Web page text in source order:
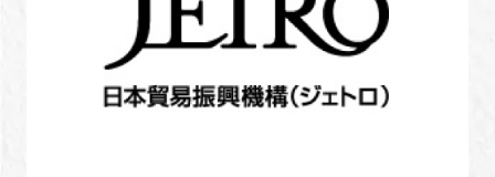
ニュース・掲示板
LINK-Jを知る